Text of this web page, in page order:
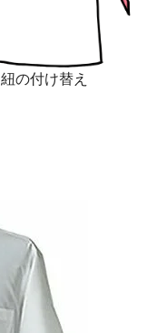
紐の付け替え